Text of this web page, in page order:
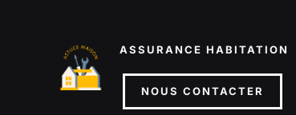
ASSURANCE HABITATION
NOUS CONTACTER